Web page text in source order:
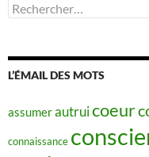
Rechercher :
L’ÉMAIL DES MOTS
assumerautruicoeur
connaissance